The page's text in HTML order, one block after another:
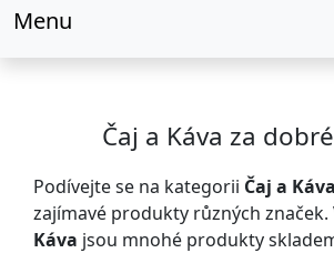
Menu
Čaj a Káva za
Podívejte se na kategorii Čaj a Káva
zajímavé produkty různých značek.
Káva jsou mnohé produkty